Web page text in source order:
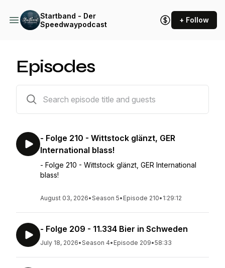
Startband - Der
Speedwaypodcast
+ Follow
Episodes
- Folge 210 - Wittstock glänzt, GER
International blass!
- Folge 210 - Wittstock glänzt, GER International
blass!
August 03, 2026•Season 5• Episode 210• 1:29:12
- Folge 209 - 11.334 Bier in Schweden
July 18, 2026•Season 4• Episode 209•58:33